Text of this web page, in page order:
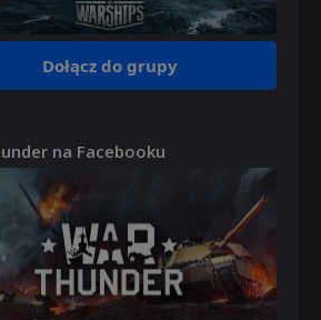
Dołącz do grupy
na Facebooku